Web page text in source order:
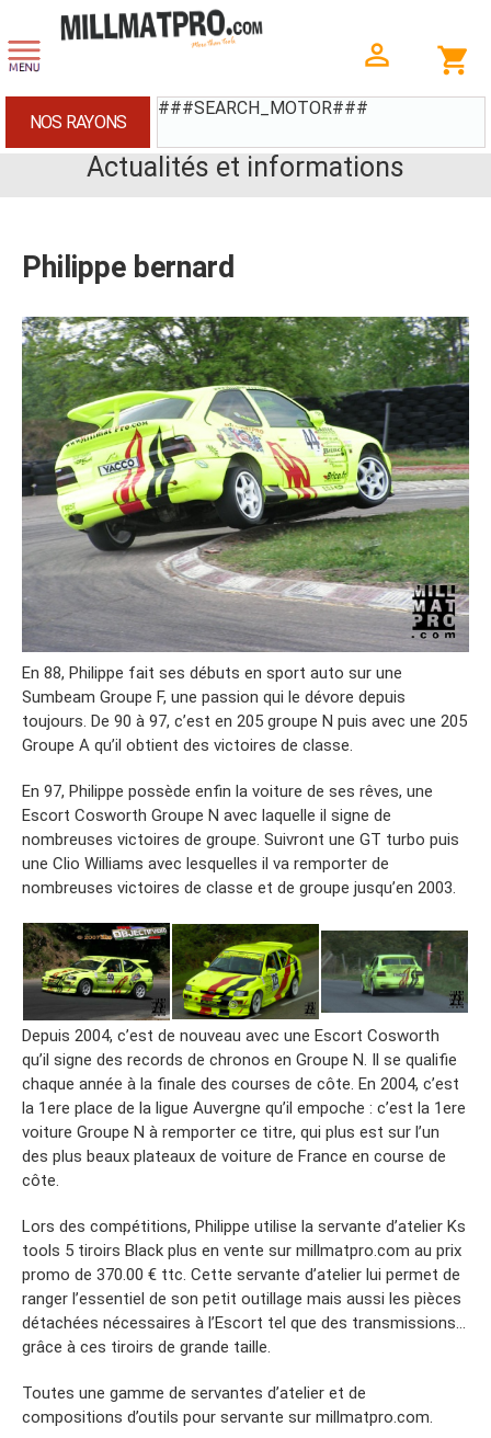
###SEARCH_MOTOR###
NOS RAYONS
Actualités et informations
Philippe bernard
En 88, Philippe fait ses débuts en sport auto sur une
Sumbeam Groupe F, une passion qui le dévore depuis
toujours. De 90 à 97, c’est en 205 groupe N puis avec une 205
Groupe A qu’il obtient des victoires de classe.
En 97, Philippe possède enfin la voiture de ses rêves, une
Escort Cosworth Groupe N avec laquelle il signe de
nombreuses victoires de groupe. Suivront une GT turbo puis
une Clio Williams avec lesquelles il va remporter de
nombreuses victoires de classe et de groupe jusqu’en 2003.
Depuis 2004, c’est de nouveau avec une Escort Cosworth
qu’il signe des records de chronos en Groupe N. Il se qualifie
chaque année à la finale des courses de côte. En 2004, c’est
la 1ere place de la ligue Auvergne qu’il empoche : c’est la 1ere
voiture Groupe N à remporter ce titre, qui plus est sur l’un
des plus beaux plateaux de voiture de France en course de
côte.
Lors des compétitions, Philippe utilise la servante d’atelier Ks
tools 5 tiroirs Black plus en vente sur millmatpro.com au prix
promo de 370.00 € ttc. Cette servante d’atelier lui permet de
ranger l’essentiel de son petit outillage mais aussi les pièces
détachées nécessaires à l’Escort tel que des transmissions…
grâce à ces tiroirs de grande taille.
Toutes une gamme de servantes d’atelier et de
compositions d’outils pour servante sur millmatpro.com.